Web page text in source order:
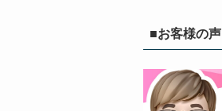
■お客様の声